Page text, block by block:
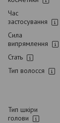
Час
застосування
Сила
випрямлення
Стать
Тип волосся
Тип шкіри
голови